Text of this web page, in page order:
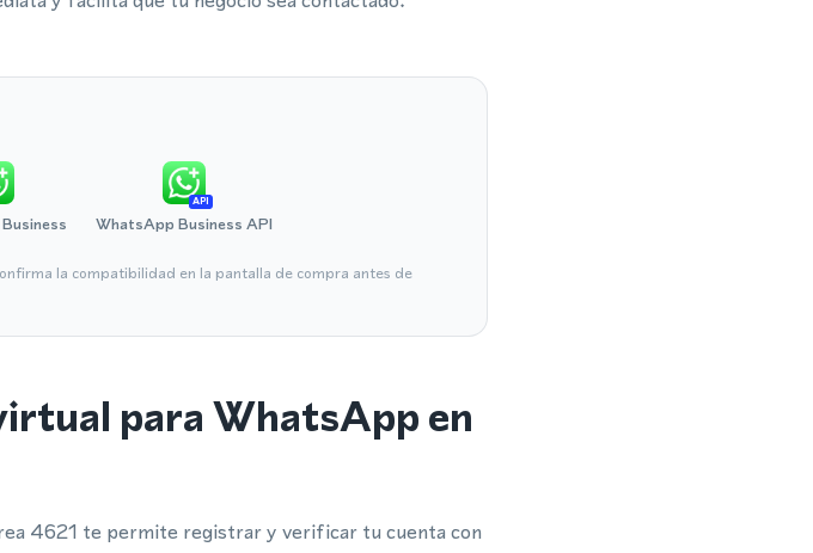
API
WhatsApp Business API
la compatibilidad en la pantalla de compra antes de
para WhatsApp en
4621 te permite registrar y verificar tu cuenta con